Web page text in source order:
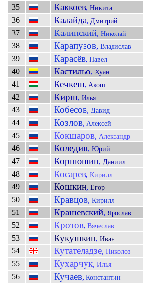
35
Каккоев, Никита
36
Калайда, Дмитрий
37
Калинский, Николай
38
Карапузов, Владислав
39
Карасёв, Павел
40
Кастильо, Хуан
41
Кечкеш, Акош
42
Кирш, Илья
43
Кобесов, Давид
44
Козлов, Алексей
45
Кокшаров, Александр
46
Коледин, Юрий
47
Корнюшин, Даниил
48
Косарев, Кирилл
49
Кошкин, Егор
50
Кравцов, Кирилл
51
Крашевский, Ярослав
52
Кротов, Вячеслав
53
Кукушкин, Иван
54
Кутателадзе, Николоз
55
Кухарчук, Илья
56
Кучаев, Константин